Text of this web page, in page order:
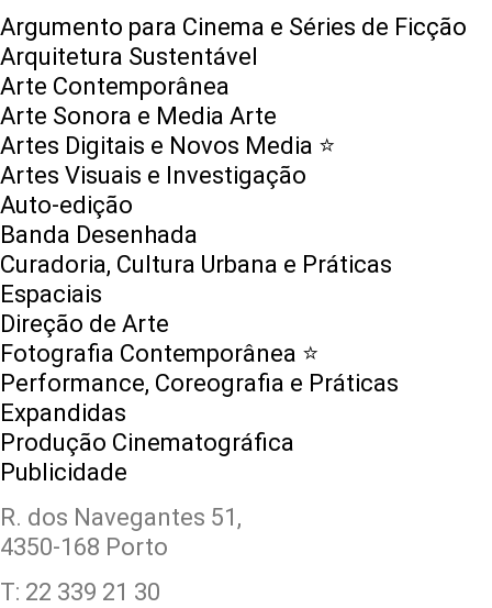
Argumento para Cinema e Séries de Ficção
Arquitetura Sustentável
Arte Contemporânea
Arte Sonora e Media Arte
Artes Digitais e Novos Media ⭐️
Artes Visuais e Investigação
Auto-edição
Banda Desenhada
Curadoria, Cultura Urbana e Práticas
Espaciais
Direção de Arte
Fotografia Contemporânea ⭐️
Performance, Coreografia e Práticas
Expandidas
Produção Cinematográfica
Publicidade
R. dos Navegantes 51,
4350-168 Porto
T: 22 339 21 30